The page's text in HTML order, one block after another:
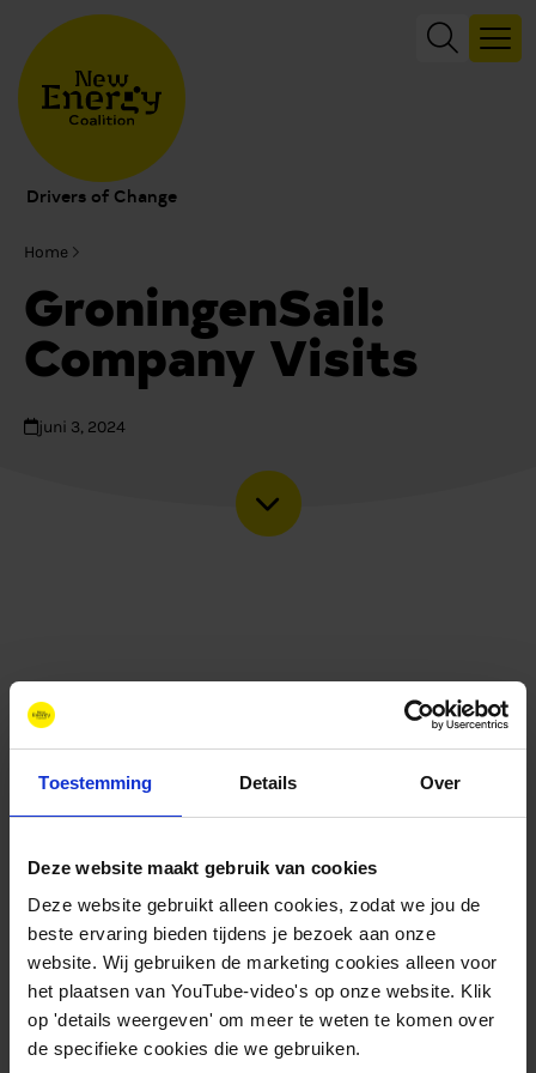
Toestemming Details Over
Deze website maakt gebruik van cookies
Deze website gebruikt alleen cookies, zodat we jou de
beste ervaring bieden tijdens je bezoek aan onze
website. Wij gebruiken de marketing cookies alleen voor
het plaatsen van YouTube-video's op onze website. Klik
op 'details weergeven' om meer te weten te komen over
de specifieke cookies die we gebruiken.
Drivers of Change
Home
GroningenSail:
Company Visits
juni 3, 2024
Contact
+31 88 11 66 800
info@newenergycoalition.org
Bereikbaarheid
Ma-Do: 8:30-17:00 uur